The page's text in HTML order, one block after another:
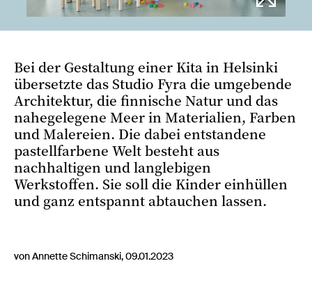
Bei der Gestaltung einer Kita in Helsinki
übersetzte das Studio Fyra die umgebende
Architektur, die finnische Natur und das
nahegelegene Meer in Materialien, Farben
und Malereien. Die dabei entstandene
pastellfarbene Welt besteht aus
nachhaltigen und langlebigen
Werkstoffen. Sie soll die Kinder einhüllen
und ganz entspannt abtauchen lassen.
von Annette Schimanski, 09.01.2023